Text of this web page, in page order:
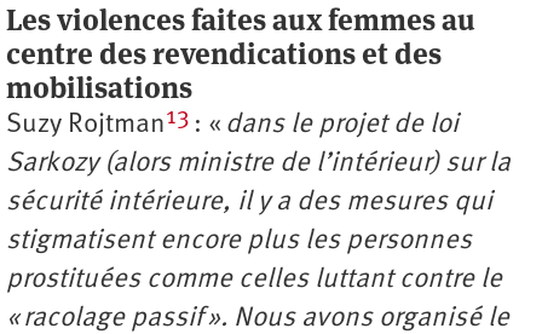
Les violences faites aux femmes au
centre des revendications et des
mobilisations
Suzy Rojtman13 : « dans le projet de loi
Sarkozy (alors ministre de l’intérieur) sur la
sécurité intérieure, il y a des mesures qui
stigmatisent encore plus les personnes
prostituées comme celles luttant contre le
« racolage passif ». Nous avons organisé le